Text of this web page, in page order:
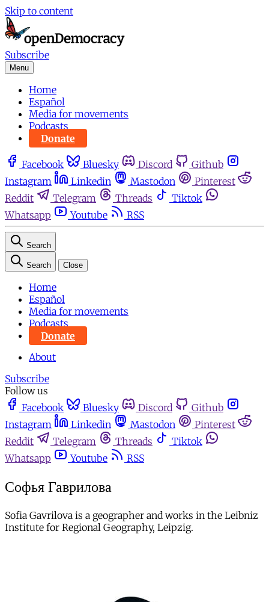
Skip to content
Subscribe
Menu
Home
Español
Media for movements
Podcasts
Donate
Facebook Bluesky Discord
Github
Instagram
Linkedin Mastodon
Pinterest
Reddit
Telegram Threads
Tiktok
Whatsapp
Youtube RSS
Search
Search Close
Home
Español
Media for movements
Podcasts
Donate
About
Subscribe
Follow us
Facebook
Bluesky Discord
Github
Instagram
Linkedin Mastodon
Pinterest
Reddit
Telegram Threads
Tiktok
Whatsapp
Youtube RSS
Софья Гаврилова
Sofia Gavrilova is a geographer and works in the Leibniz
Institute for Regional Geography, Leipzig.